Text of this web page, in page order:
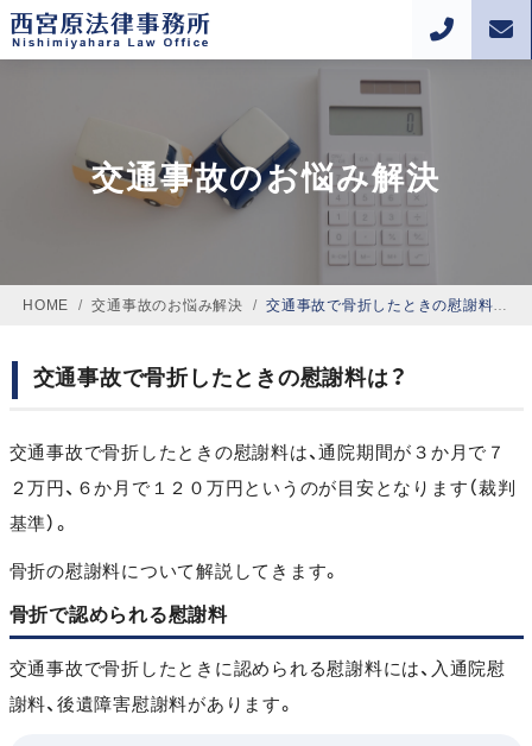
交通事故のお悩み解決
HOME / 交通事故のお悩み解決 / 交通事故で骨折したときの慰謝料は？
交通事故で骨折したときの慰謝料は？
交通事故で骨折したときの慰謝料は、通院期間が３か月で７
２万円、６か月で１２０万円というのが目安となります（裁判
基準）。
骨折の慰謝料について解説してきます。
骨折で認められる慰謝料
交通事故で骨折したときに認められる慰謝料には、入通院慰
謝料、後遺障害慰謝料があります。